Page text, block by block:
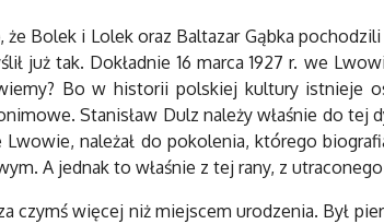
Bolek i Lolek oraz Baltazar Gąbka
już tak. Dokładnie 16 marca 1927 r. we
Bo w historii polskiej kultury istnieje
Stanisław Dulz należy właśnie do
należał do pokolenia, którego
A jednak to właśnie z tej rany, z
czymś więcej niż miejscem urodzenia. Był